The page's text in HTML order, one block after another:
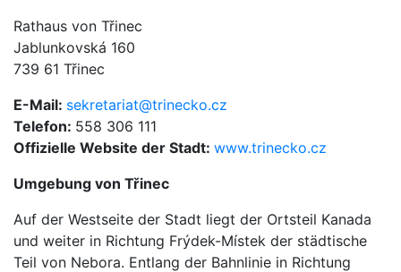
Rathaus von Třinec
Jablunkovská 160
739 61 Třinec
E-Mail: sekretariat@trinecko.cz
Telefon: 558 306 111
Offizielle Website der Stadt: www.trinecko.cz
Umgebung von Třinec
Auf der Westseite der Stadt liegt der Ortsteil Kanada
und weiter in Richtung Frýdek-Místek der städtische
Teil von Nebora. Entlang der Bahnlinie in Richtung